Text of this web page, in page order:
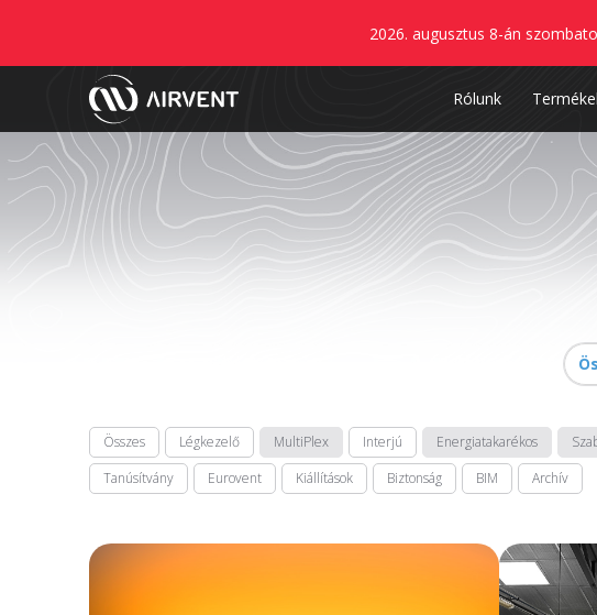
2026. augusztus 8-án
Rólunk
Összes Légkezelő MultiPlex Interjú Energiatakarékos
Tanúsítvány
Eurovent Kiállítások Biztonság BIM Archív